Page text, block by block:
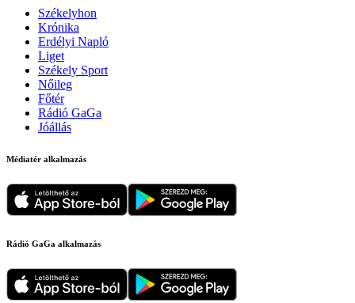
Székelyhon
Krónika
Erdélyi Napló
Liget
Székely Sport
Nőileg
Főtér
Rádió GaGa
Jóállás
Médiatér alkalmazás
Rádió GaGa alkalmazás